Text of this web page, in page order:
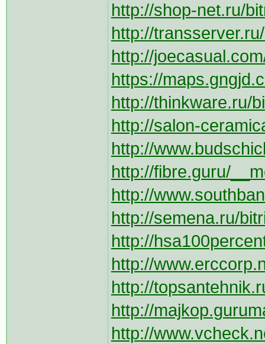
http://shop-net.ru/
http://
http://
https://
http://thinkware.ru/
http://salon-
http://
http://fibre.guru/
http://
http://semena.ru/
http://
http://
http://
http://
http://